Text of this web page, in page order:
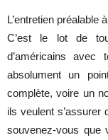
L’entretien préalable
C’est le lot de
d’américains
absolument un
complète, voire un
ils veulent s’assurer
souvenez-vous que